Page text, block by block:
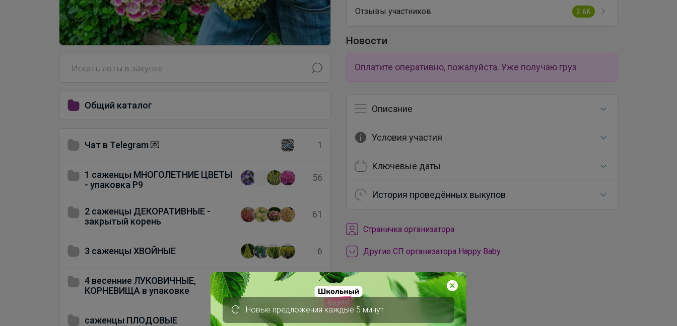
Общий каталог
Чат в Telegram 💌 1
1 саженцы МНОГОЛЕТНИЕ ЦВЕТЫ
- упаковка Р9
56
2 саженцы ДЕКОРАТИВНЫЕ -
закрытый корень
61
3 саженцы ХВОЙНЫЕ 6
4 весенние ЛУКОВИЧНЫЕ,
КОРНЕВИЩА в упаковке
54
саженцы ПЛОДОВЫЕ
Отзывы участников 3.6K
Новости
Оплатите оперативно, пожалуйста. Уже получаю груз
Описание
Условия участия
Ключевые даты
История проведённых выкупов
Cтраничка организатора
Другие СП организатора Happy Baby
Новые предложения каждые 5 минут